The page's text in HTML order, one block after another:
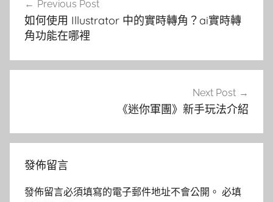
章
導
覽
Previous Post
如何使用 Illustrator 中的實時轉角？ai實時轉
角功能在哪裡
Next Post
《迷你軍團》新手玩法介紹
發佈留言
發佈留言必須填寫的電子郵件地址不會公開。 必填